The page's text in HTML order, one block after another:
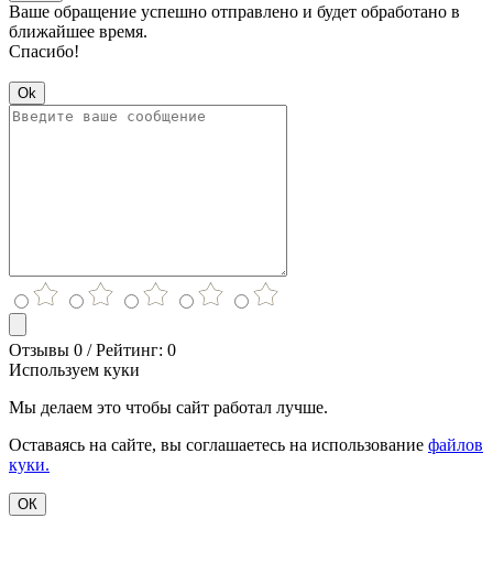
Ваше обращение успешно отправлено и будет обработано в
ближайшее время.
Спасибо!
Ok
Отзывы 0 / Рейтинг: 0
Используем куки
Мы делаем это чтобы сайт работал лучше.
Оставаясь на сайте, вы соглашаетесь на использование файлов
куки.
ОК